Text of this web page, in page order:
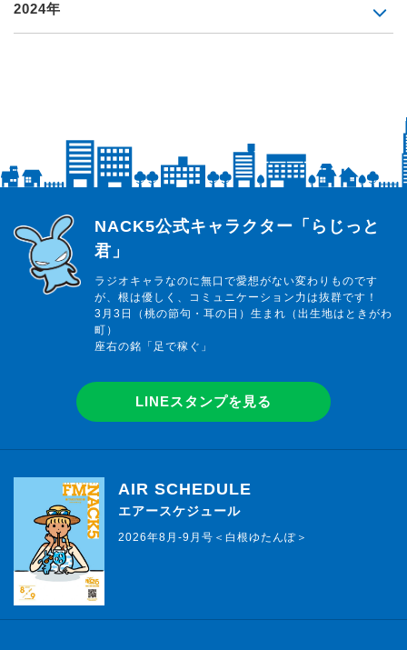
2024年
らじっと君
NACK5公式キャラクター「らじっと
君」
ラジオキャラなのに無口で愛想がない変わりものです
が、根は優しく、コミュニケーション力は抜群です！
3月3日（桃の節句・耳の日）生まれ（出生地はときがわ
町）
座右の銘「足で稼ぐ」
LINEスタンプを見る
AIR SCHEDULE
エアースケジュール
2026年8月-9月号＜白根ゆたんぽ＞